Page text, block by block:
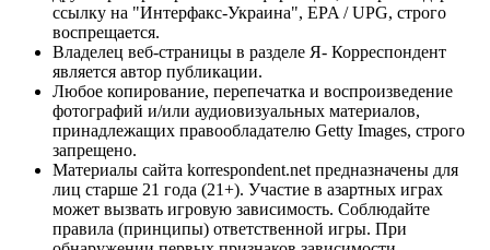
ссылку на "Интерфакс-Украина", EPA / UPG, строго
воспрещается.
Владелец веб-страницы в разделе Я- Корреспондент
является автор публикации.
Любое копирование, перепечатка и воспроизведение
фотографий и/или аудиовизуальных материалов,
принадлежащих правообладателю Getty Images, строго
запрещено.
Материалы сайта korrespondent.net предназначены для
лиц старше 21 года (21+). Участие в азартных играх
может вызвать игровую зависимость. Соблюдайте
правила (принципы) ответственной игры. При